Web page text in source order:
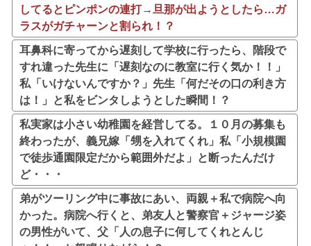
してるとピンポンの連打→旦那が出ようとしたら…ガ
ラスがガチャーンと割られ！？
耳鼻科に寄ってから遅刻して学校に行ったら、階段で
すれ違った先生に「遅刻なのに教室に行く気か！！」
私「いけないんですか？」先生「何だその口の利き方
は！」と私をビンタしようとした瞬間！？
私実家は小さい幼稚園を経営してる。１０月の募集も
終わったが、義兄嫁「甥を入れてくれ」私「小規模園
で徒歩通園限定だから範囲外だよ」と断ったんだけ
ど・・・
弟がツーリング中に事故にあい、両親＋私で病院へ向
かった。病院へ行くと、弟友人と警察官＋ジャージ姿
の男性がいて、父「人の息子に何してくれとんじ